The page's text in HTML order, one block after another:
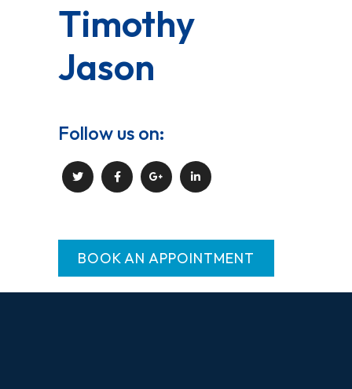
Timothy
Jason
Follow us on:
BOOK AN APPOINTMENT